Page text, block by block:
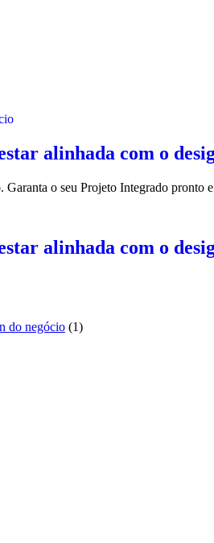
alinhada com o
o seu Projeto Integrado pronto
alinhada com o
do negócio 11